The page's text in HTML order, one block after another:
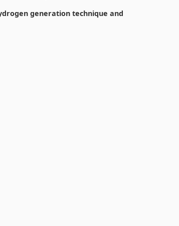
generation technique and